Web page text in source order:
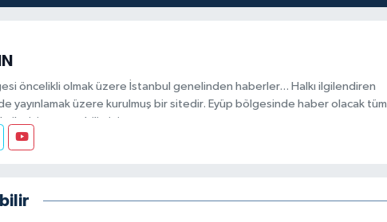
öncelikli olmak üzere İstanbul genelinden haberler... Halkı ilgilendiren
yayınlamak üzere kurulmuş bir sitedir. Eyüp bölgesinde haber olacak tüm
iletişime geçebilirsiniz.